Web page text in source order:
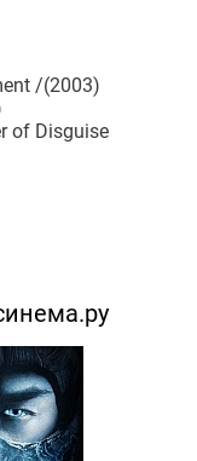
/(2003)
of Disguise